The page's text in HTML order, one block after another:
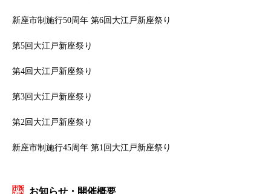
新座市制施行50周年 第6回大江戸新座祭り
第5回大江戸新座祭り
第4回大江戸新座祭り
第3回大江戸新座祭り
第2回大江戸新座祭り
新座市制施行45周年 第1回大江戸新座祭り
お知らせ・開催概要